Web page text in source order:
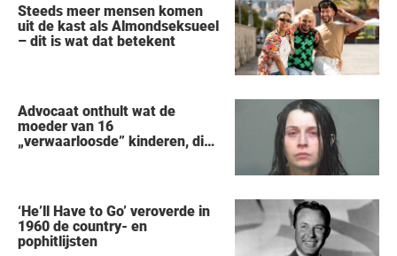
Steeds meer mensen komen
uit de kast als Almondseksueel
– dit is wat dat betekent
Advocaat onthult wat de
moeder van 16
„verwaarloosde” kinderen, die
‘He’ll Have to Go’ veroverde in
1960 de country- en
pophitlijsten